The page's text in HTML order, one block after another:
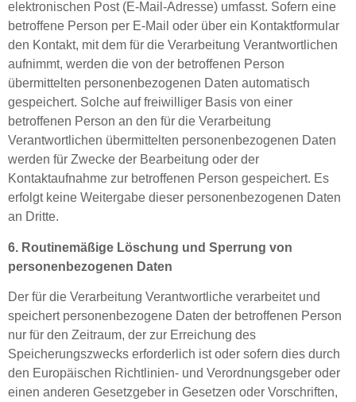
elektronischen Post (E-Mail-Adresse) umfasst. Sofern eine
betroffene Person per E-Mail oder über ein Kontaktformular
den Kontakt, mit dem für die Verarbeitung Verantwortlichen
aufnimmt, werden die von der betroffenen Person
übermittelten personenbezogenen Daten automatisch
gespeichert. Solche auf freiwilliger Basis von einer
betroffenen Person an den für die Verarbeitung
Verantwortlichen übermittelten personenbezogenen Daten
werden für Zwecke der Bearbeitung oder der
Kontaktaufnahme zur betroffenen Person gespeichert. Es
erfolgt keine Weitergabe dieser personenbezogenen Daten
an Dritte.
6. Routinemäßige Löschung und Sperrung von
personenbezogenen Daten
Der für die Verarbeitung Verantwortliche verarbeitet und
speichert personenbezogene Daten der betroffenen Person
nur für den Zeitraum, der zur Erreichung des
Speicherungszwecks erforderlich ist oder sofern dies durch
den Europäischen Richtlinien- und Verordnungsgeber oder
einen anderen Gesetzgeber in Gesetzen oder Vorschriften,